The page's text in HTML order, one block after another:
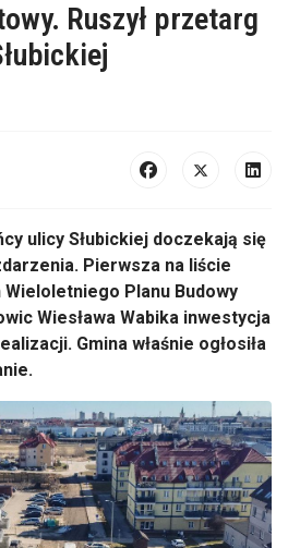
Ruszył przetarg
ulicy Słubickiej doczekają się
Pierwsza na liście
Planu Budowy
Wiesława Wabika inwestycja
Gmina właśnie ogłosiła